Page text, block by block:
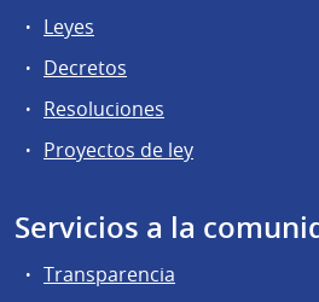
Leyes
Decretos
Resoluciones
Proyectos de ley
Servicios a la
Transparencia